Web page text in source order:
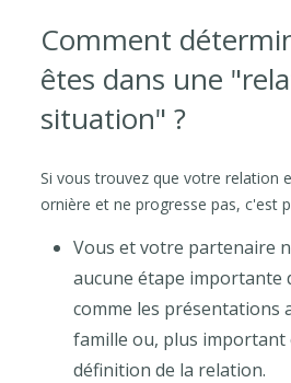
Comment
êtes dans une
situation" ?
Si vous trouvez que votre relation
ornière et ne progresse pas, c'est
Vous et votre partenaire
aucune étape importante
comme les présentations
famille ou, plus important
définition de la relation.